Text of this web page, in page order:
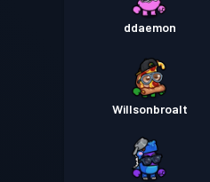
ddaemon
Willsonbroalt